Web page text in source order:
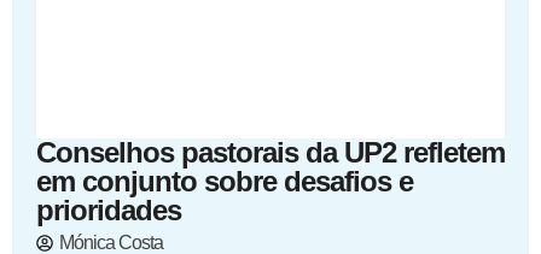
Conselhos pastorais da UP2 refletem
em conjunto sobre desafios e
prioridades
Mónica Costa